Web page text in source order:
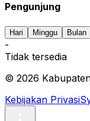
Pengunjung
Hari Minggu Bulan
-
Tidak tersedia
© 2026
Kebijakan Privasi